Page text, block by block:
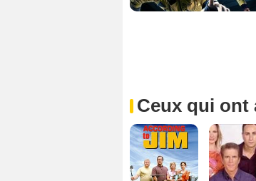
Ceux qui ont